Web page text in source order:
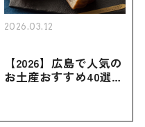
2026.03.12
【2026】広島で人気の
お土産おすすめ40選｜
き用、女性向けまで幅